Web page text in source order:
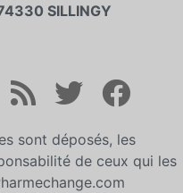
SILLINGY
sont déposés, les
de ceux qui les